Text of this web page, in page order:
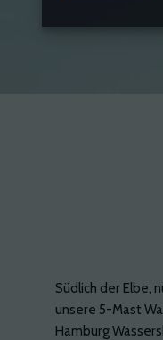
Südlich der Elbe,
unsere 5-Mast
Hamburg